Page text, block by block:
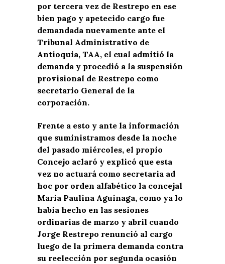
por tercera vez de Restrepo en ese
bien pago y apetecido cargo fue
demandada nuevamente ante el
Tribunal Administrativo de
Antioquia, TAA, el cual admitió la
demanda y procedió a la suspensión
provisional de Restrepo como
secretario General de la
corporación.
Frente a esto y ante la información
que suministramos desde la noche
del pasado miércoles, el propio
Concejo aclaró y explicó que esta
vez no actuará como secretaria ad
hoc por orden alfabético la concejal
María Paulina Aguinaga, como ya lo
había hecho en las sesiones
ordinarias de marzo y abril cuando
Jorge Restrepo renunció al cargo
luego de la primera demanda contra
su reelección por segunda ocasión